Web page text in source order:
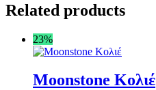
Related products
23%
Moonstone Κολιέ